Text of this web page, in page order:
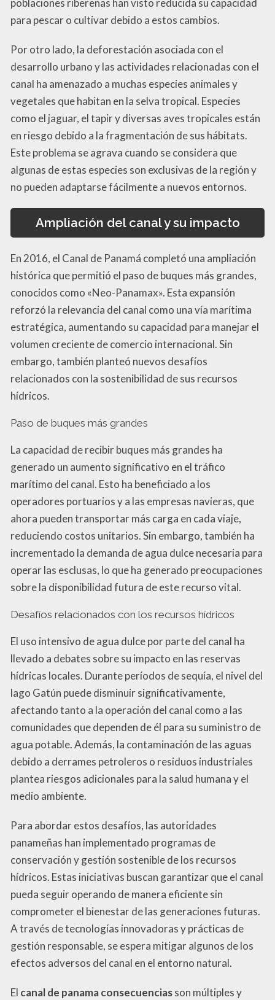
para pescar o cultivar debido a estos cambios.
Por otro lado, la deforestación asociada con el
desarrollo urbano y las actividades relacionadas con el
canal ha amenazado a muchas especies animales y
vegetales que habitan en la selva tropical. Especies
como el jaguar, el tapir y diversas aves tropicales están
en riesgo debido a la fragmentación de sus hábitats.
Este problema se agrava cuando se considera que
algunas de estas especies son exclusivas de la región y
no pueden adaptarse fácilmente a nuevos entornos.
Ampliación del canal y su impacto
En 2016, el Canal de Panamá completó una ampliación
histórica que permitió el paso de buques más grandes,
conocidos como «Neo-Panamax». Esta expansión
reforzó la relevancia del canal como una vía marítima
estratégica, aumentando su capacidad para manejar el
volumen creciente de comercio internacional. Sin
embargo, también planteó nuevos desafíos
relacionados con la sostenibilidad de sus recursos
hídricos.
Paso de buques más grandes
La capacidad de recibir buques más grandes ha
generado un aumento significativo en el tráfico
marítimo del canal. Esto ha beneficiado a los
operadores portuarios y a las empresas navieras, que
ahora pueden transportar más carga en cada viaje,
reduciendo costos unitarios. Sin embargo, también ha
incrementado la demanda de agua dulce necesaria para
operar las esclusas, lo que ha generado preocupaciones
sobre la disponibilidad futura de este recurso vital.
Desafíos relacionados con los recursos hídricos
El uso intensivo de agua dulce por parte del canal ha
llevado a debates sobre su impacto en las reservas
hídricas locales. Durante períodos de sequía, el nivel del
lago Gatún puede disminuir significativamente,
afectando tanto a la operación del canal como a las
comunidades que dependen de él para su suministro de
agua potable. Además, la contaminación de las aguas
debido a derrames petroleros o residuos industriales
plantea riesgos adicionales para la salud humana y el
medio ambiente.
Para abordar estos desafíos, las autoridades
panameñas han implementado programas de
conservación y gestión sostenible de los recursos
hídricos. Estas iniciativas buscan garantizar que el canal
pueda seguir operando de manera eficiente sin
comprometer el bienestar de las generaciones futuras.
A través de tecnologías innovadoras y prácticas de
gestión responsable, se espera mitigar algunos de los
efectos adversos del canal en el entorno natural.
El canal de panama consecuenciasson múltiples y